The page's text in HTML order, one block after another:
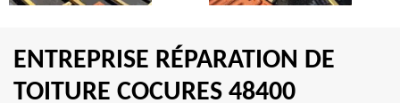
ENTREPRISE RÉPARATION DE
TOITURE COCURES 48400